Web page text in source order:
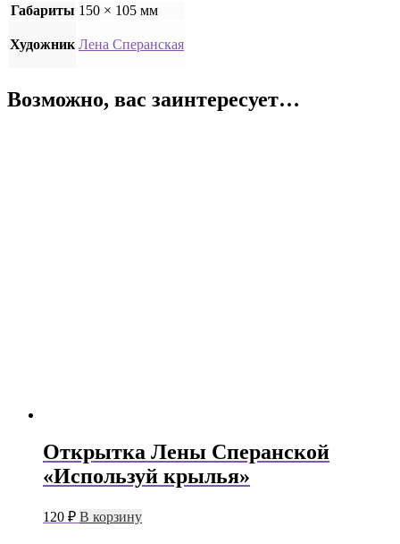
Габариты 150 × 105 мм
Художник Лена Сперанская
Возможно, вас заинтересует…
Открытка Лены Сперанской
«Используй крылья»
120 ₽ В корзину